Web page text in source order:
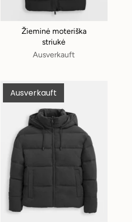
Žieminė moteriška
striukė
Ausverkauft
Ausverkauft